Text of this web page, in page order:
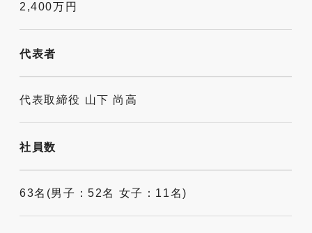
2,400万円
代表者
代表取締役 山下 尚高
社員数
63名(男子：52名 女子：11名)